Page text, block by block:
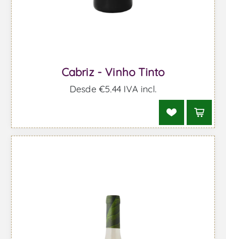
Cabriz - Vinho Tinto
Desde €5,44 IVA incl.